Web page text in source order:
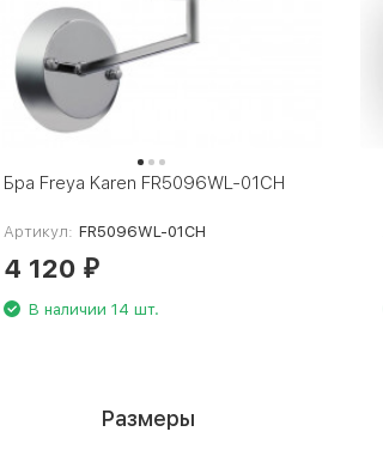
Бра Freya Karen FR5096WL-01CH
Артикул: FR5096WL-01CH
4 120₽
В наличии 14 шт.
Размеры